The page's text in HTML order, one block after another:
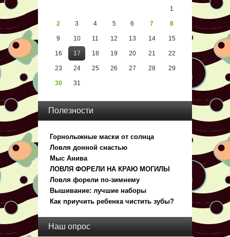
1
2 3 4 5 6 7 8
9 10 11 12 13 14 15
16 17 18 19 20 21 22
23 24 25 26 27 28 29
30 31
Полезности
Горнолыжные маски от солнца
Ловля донной снастью
Мыс Анива
ЛОВЛЯ ФОРЕЛИ НА КРАЮ МОГИЛЫ
Ловля форели пo-зимнему
Вышивание: лучшие наборы
Как приучить ребенка чистить зубы?
Наш опрос